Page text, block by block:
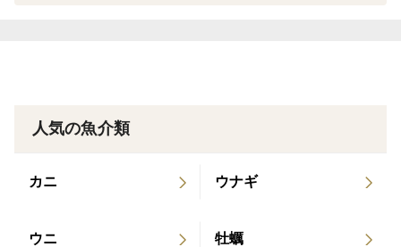
り江が多く、その入り江では真鯛や鰤の養殖が盛んにお
また”豊穣の八代海”に浮かぶ島々の一つで、急流で知
ンが豊富に集まると言われています。
人気の魚介類
カニ ウナギ
ウニ 牡蠣